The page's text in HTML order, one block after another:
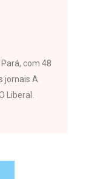
com 48
jornais A
Liberal.